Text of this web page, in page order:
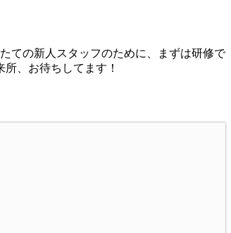
ての新人スタッフのために、まずは研修で
、お待ちしてます！